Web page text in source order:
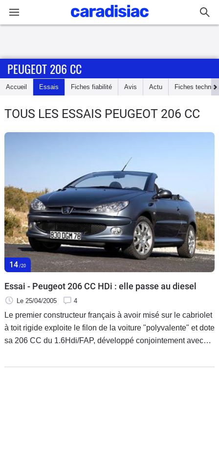
Accueil
Essais
Utilitaires
Flottes
Auto
Services
Forum
Moto
Marques
PEUGEOT 206 CC
Accueil Essais Fiches fiabilité Avis Actu Fiches
TOUS LES ESSAIS PEUGEOT 206 CC
14 /20
Essai - Peugeot 206 CC HDi : elle passe au diesel
Le 25/04/2005 4
Le premier constructeur français à avoir misé sur le cabriolet
à toit rigide exploite le filon de la voiture "polyvalente" et dote
sa 206 CC du 1.6Hdi/FAP, développé conjointement avec
de l'ombre au 1.3 Cdti de la Tigra Twintop.